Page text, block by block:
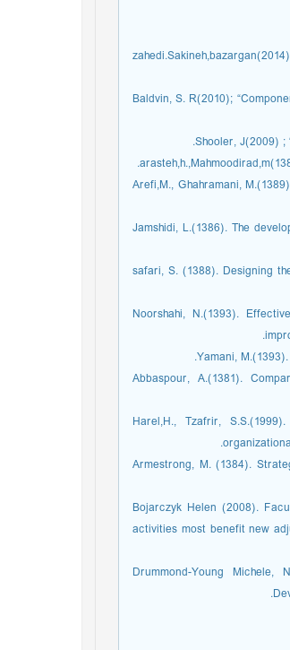
|2. Baldvin, S. R(2010);
|5. Arefi,M., Ghahramani,
|6. Jamshidi, L.(1386). The
|7. safari, S. (1388).
|8. Noorshahi, N.(1393).
|10. Abbaspour, A.(1381).
|11. Harel,H., Tzafrir,
|12.Armestrong, M. (1384).
|13.Bojarczyk Helen (2008).
activities most benefit new
|14. _Drummond-Young